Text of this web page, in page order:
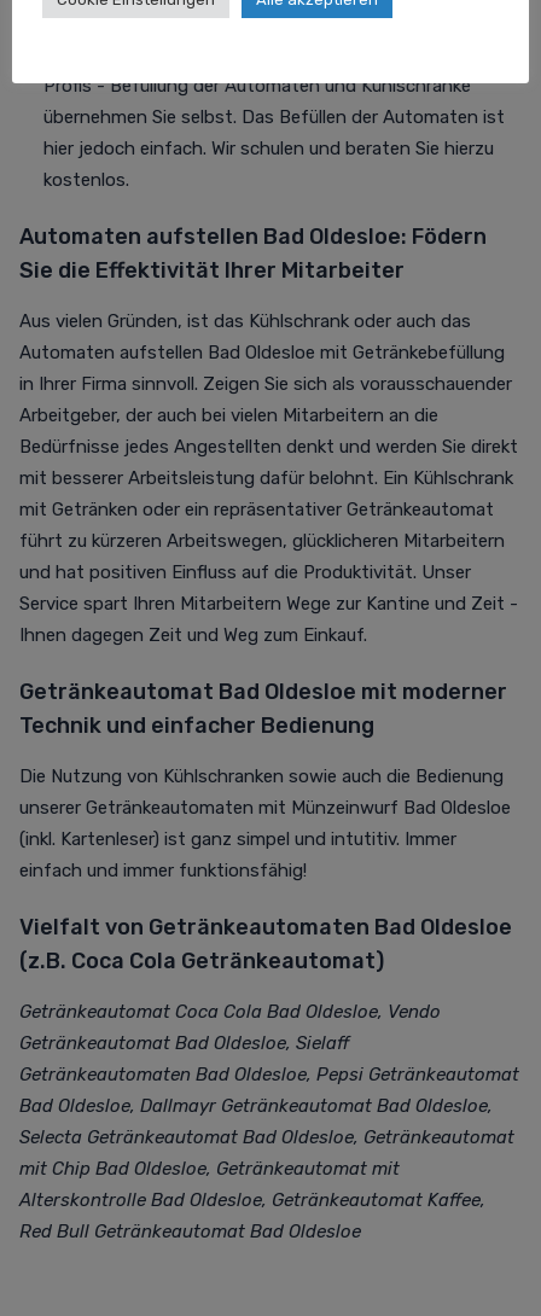
selbst Befüllen): Aufstellung, Installation, Reinigung und
Profis - Befüllung der Automaten und Kühlschränke
übernehmen Sie selbst. Das Befüllen der Automaten ist
hier jedoch einfach. Wir schulen und beraten Sie hierzu
kostenlos.
Automaten aufstellen Bad Oldesloe: Födern
Sie die Effektivität Ihrer Mitarbeiter
Aus vielen Gründen, ist das Kühlschrank oder auch das
Automaten aufstellen Bad Oldesloe mit Getränkebefüllung
in Ihrer Firma sinnvoll. Zeigen Sie sich als vorausschauender
Arbeitgeber, der auch bei vielen Mitarbeitern an die
Bedürfnisse jedes Angestellten denkt und werden Sie direkt
mit besserer Arbeitsleistung dafür belohnt. Ein Kühlschrank
mit Getränken oder ein repräsentativer Getränkeautomat
führt zu kürzeren Arbeitswegen, glücklicheren Mitarbeitern
und hat positiven Einfluss auf die Produktivität. Unser
Service spart Ihren Mitarbeitern Wege zur Kantine und Zeit -
Ihnen dagegen Zeit und Weg zum Einkauf.
Getränkeautomat Bad Oldesloe mit moderner
Technik und einfacher Bedienung
Die Nutzung von Kühlschranken sowie auch die Bedienung
unserer Getränkeautomaten mit Münzeinwurf Bad Oldesloe
(inkl. Kartenleser) ist ganz simpel und intutitiv. Immer
einfach und immer funktionsfähig!
Vielfalt von Getränkeautomaten Bad Oldesloe
(z.B. Coca Cola Getränkeautomat)
Getränkeautomat Coca Cola Bad Oldesloe, Vendo
Getränkeautomat Bad Oldesloe, Sielaff
Getränkeautomaten Bad Oldesloe, Pepsi Getränkeautomat
Bad Oldesloe, Dallmayr Getränkeautomat Bad Oldesloe,
Selecta Getränkeautomat Bad Oldesloe, Getränkeautomat
mit Chip Bad Oldesloe, Getränkeautomat mit
Alterskontrolle Bad Oldesloe, Getränkeautomat Kaffee,
Red Bull Getränkeautomat Bad Oldesloe